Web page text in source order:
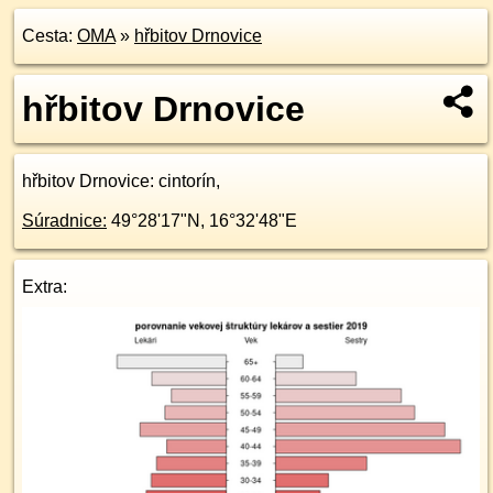
Cesta: OMA» hřbitov Drnovice
hřbitov Drnovice
hřbitov Drnovice: cintorín,
Súradnice: 49°28'17"N , 16°32'48"E
Extra: